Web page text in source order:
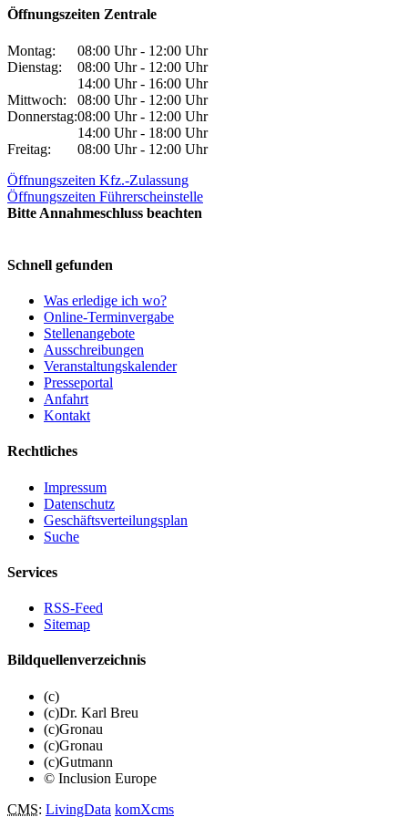
Öffnungszeiten Zentrale
Montag:
08:00 Uhr - 12:00 Uhr
Dienstag:
08:00 Uhr - 12:00 Uhr
14:00 Uhr - 16:00 Uhr
Mittwoch:
08:00 Uhr - 12:00 Uhr
Donnerstag:08:00 Uhr - 12:00 Uhr
14:00 Uhr - 18:00 Uhr
Freitag:
08:00 Uhr - 12:00 Uhr
Öffnungszeiten Kfz.-Zulassung
Öffnungszeiten Führerscheinstelle
Bitte Annahmeschluss beachten
Schnell gefunden
Was erledige ich wo?
Online-Terminvergabe
Stellenangebote
Ausschreibungen
Veranstaltungskalender
Presseportal
Anfahrt
Kontakt
Rechtliches
Impressum
Datenschutz
Geschäftsverteilungsplan
Suche
Services
RSS-Feed
Sitemap
Bildquellenverzeichnis
(c)
(c)Dr. Karl Breu
(c)Gronau
(c)Gronau
(c)Gutmann
© Inclusion Europe
CMS: LivingData komXcms